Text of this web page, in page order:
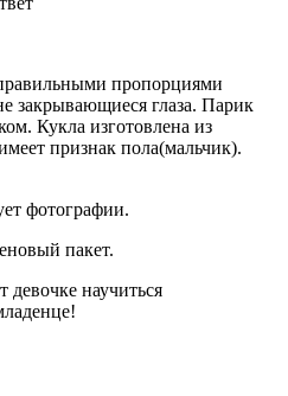
пропорциями
закрывающиеся глаза. Парик
Кукла изготовлена из
признак пола(мальчик).
фотографии.
пакет.
девочке научиться